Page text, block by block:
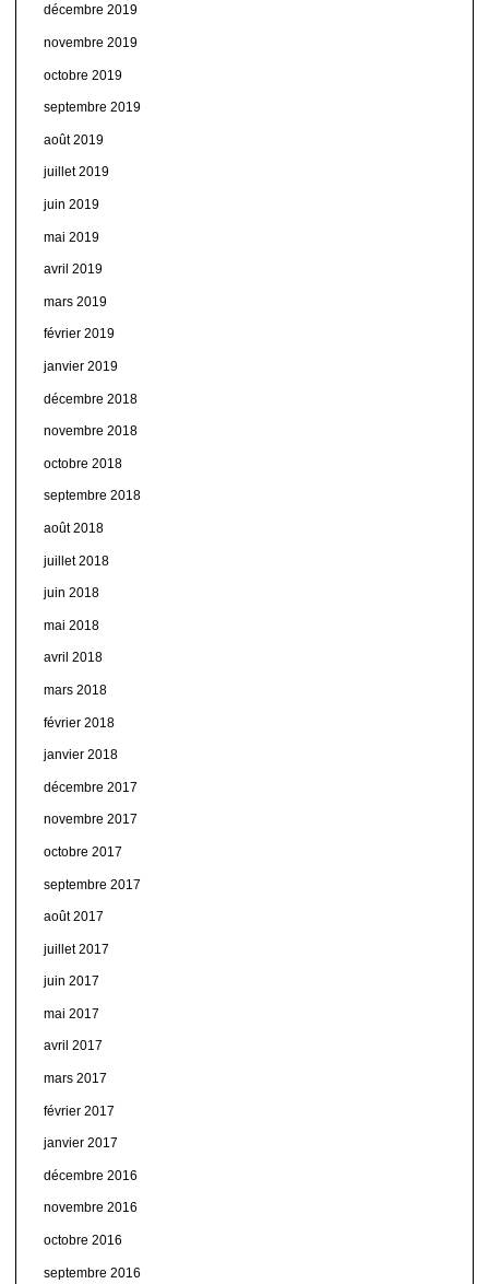
décembre 2019
novembre 2019
octobre 2019
septembre 2019
août 2019
juillet 2019
juin 2019
mai 2019
avril 2019
mars 2019
février 2019
janvier 2019
décembre 2018
novembre 2018
octobre 2018
septembre 2018
août 2018
juillet 2018
juin 2018
mai 2018
avril 2018
mars 2018
février 2018
janvier 2018
décembre 2017
novembre 2017
octobre 2017
septembre 2017
août 2017
juillet 2017
juin 2017
mai 2017
avril 2017
mars 2017
février 2017
janvier 2017
décembre 2016
novembre 2016
octobre 2016
septembre 2016